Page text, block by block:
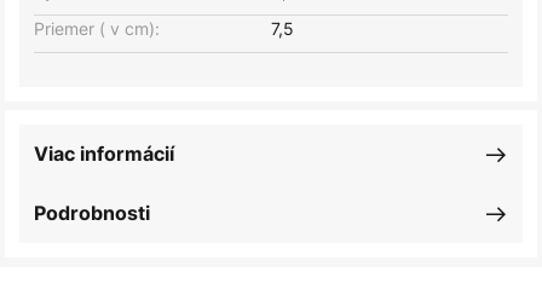
Priemer ( v cm):
7,5
Podrobnosti
Viac informácií